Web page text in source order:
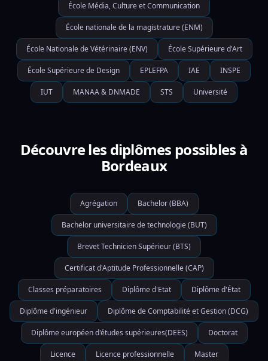
École Média, Culture et Communication
École nationale de la magistrature (ENM)
École Nationale de Vétérinaire (ENV) École Supérieure d'Art
École Supérieure de Design EPLEFPA IAE INSPE
IUT MANAA & DNMADE STS Université
Découvre les diplômes possibles à
Bordeaux
Agrégation Bachelor (BBA)
Bachelor universitaire de technologie (BUT)
Brevet Technicien Supérieur (BTS)
Certificat d'Aptitude Professionnelle (CAP)
Classes préparatoires Diplôme d'Etat Diplôme d'État
Diplôme d'ingénieur Diplôme de Comptabilité et Gestion (DCG)
Diplôme européen d'études supérieures(DEES) Doctorat
Licence Licence professionnelle Master